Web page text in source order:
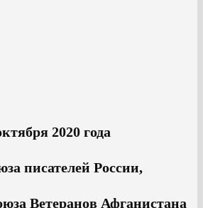
2020 года
писателей России,
Ветеранов Афганистана